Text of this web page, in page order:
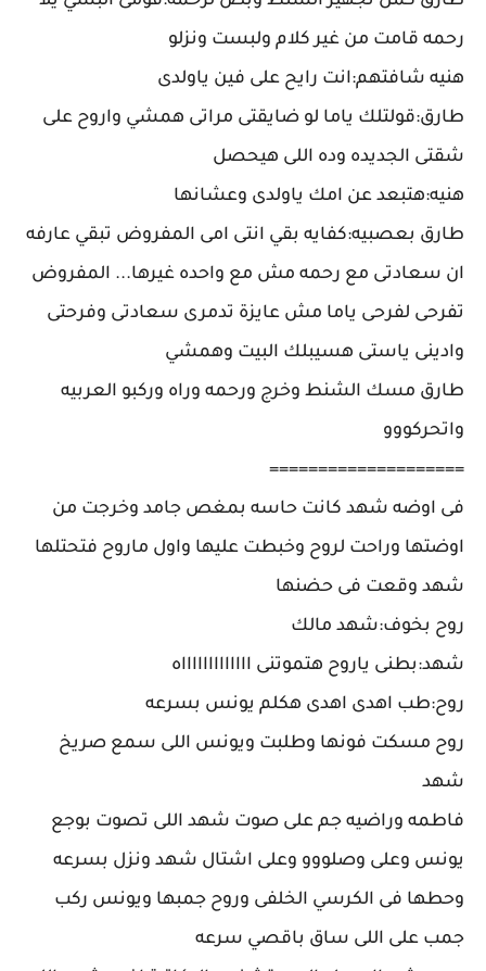
رحمه قامت من غير كلام ولبست ونزلو
هنيه شافتهم:انت رايح على فين ياولدى
طارق:قولتلك ياما لو ضايقتى مراتى همشي واروح على
شقتى الجديده وده اللى هيحصل
هنيه:هتبعد عن امك ياولدى وعشانها
طارق بعصبيه:كفايه بقي انتى امى المفروض تبقي عارفه
ان سعادتى مع رحمه مش مع واحده غيرها... المفروض
تفرحى لفرحى ياما مش عايزة تدمرى سعادتى وفرحتى
وادينى ياستى هسيبلك البيت وهمشي
طارق مسك الشنط وخرج ورحمه وراه وركبو العربيه
واتحركووو
====================
فى اوضه شهد كانت حاسه بمغص جامد وخرجت من
اوضتها وراحت لروح وخبطت عليها واول ماروح فتحتلها
شهد وقعت فى حضنها
روح بخوف:شهد مالك
شهد:بطنى ياروح هتموتنى اااااااااااااه
روح:طب اهدى اهدى هكلم يونس بسرعه
روح مسكت فونها وطلبت ويونس اللى سمع صريخ
شهد
فاطمه وراضيه جم على صوت شهد اللى تصوت بوجع
يونس وعلى وصلووو وعلى اشتال شهد ونزل بسرعه
وحطها فى الكرسي الخلفى وروح جمبها ويونس ركب
جمب على اللى ساق باقصي سرعه